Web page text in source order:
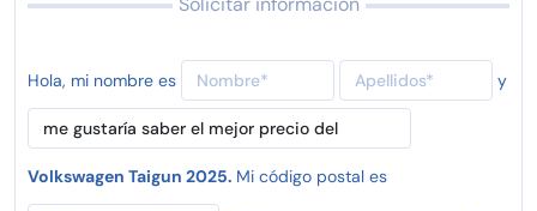
Hola, mi nombre es y
Volkswagen Taigun 2025. Mi código postal es